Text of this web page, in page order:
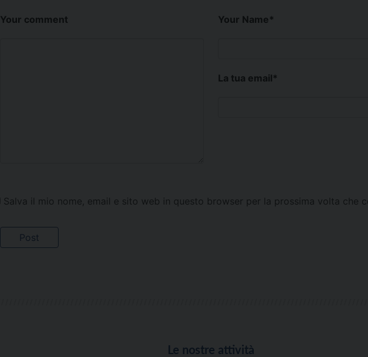
Your comment Your Name*
La tua email*
Salva il mio nome, email e sito web in questo browser per la prossima volta che
Le nostre attività